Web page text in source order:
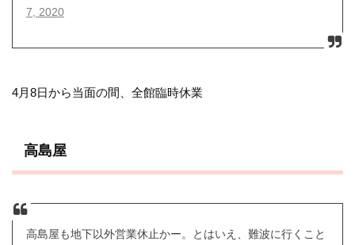
7, 2020
4月8日から当面の間、全館臨時休業
高島屋
高島屋も地下以外営業休止かー。とはいえ、難波に行くこと